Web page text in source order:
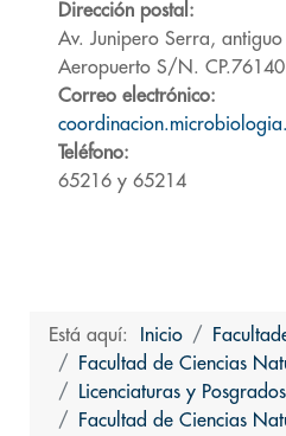
Dirección postal:
Av. Junipero Serra,
Aeropuerto S/N. CP.76140
Correo electrónico:
Teléfono:
65216 y 65214
Está aquí: Inicio
Facultad de Ciencias
Licenciaturas y Posgrados
Facultad de Ciencias